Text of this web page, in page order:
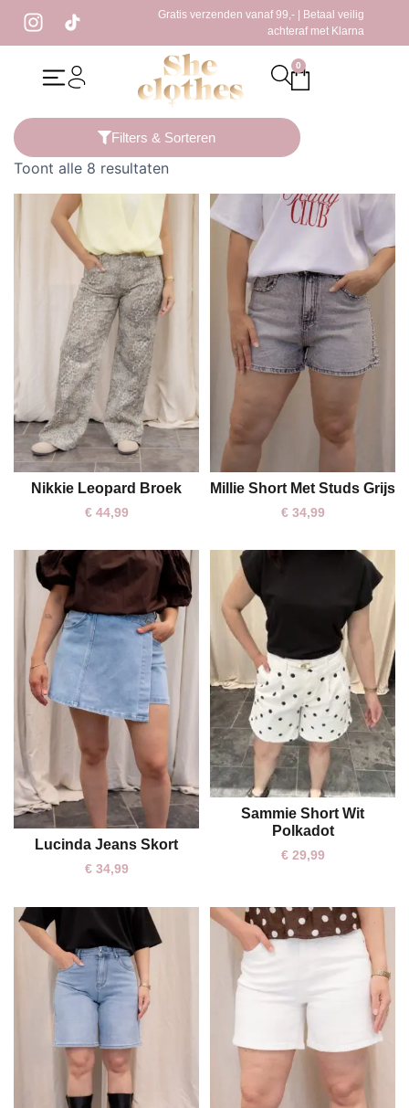
Gratis verzenden vanaf 99,- | Betaal veilig
achteraf met Klarna
0
/ Producten getagged “witte jeans”
Filters & Sorteren
Toont alle 8 resultaten
M L XL
Nikkie Leopard Broek
€44,99
XS S L XL
Millie Short Met Studs Grijs
€34,99
S M
Lucinda Jeans Skort
€34,99
S M L XL
Sammie Short Wit
Polkadot
€29,99